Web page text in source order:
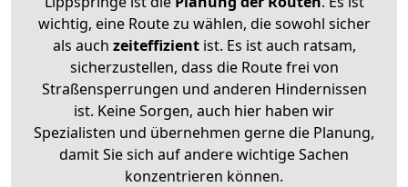
wichtig, eine Route zu wählen, die sowohl sicher
als auch zeiteffizientist. Es ist auch ratsam,
sicherzustellen, dass die Route frei von
Straßensperrungen und anderen Hindernissen
ist. Keine Sorgen, auch hier haben wir
Spezialisten und übernehmen gerne die Planung,
damit Sie sich auf andere wichtige Sachen
konzentrieren können.